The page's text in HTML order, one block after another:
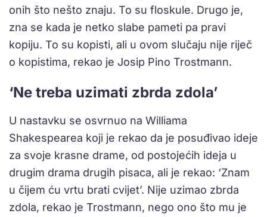
onih što nešto znaju. To su floskule. Drugo je,
zna se kada je netko slabe pameti pa pravi
kopiju. To su kopisti, ali u ovom slučaju nije riječ
o kopistima, rekao je Josip Pino Trostmann.
‘Ne treba uzimati zbrda zdola’
U nastavku se osvrnuo na Williama
Shakespearea koji je rekao da je posuđivao ideje
za svoje krasne drame, od postojećih ideja u
drugim drama drugih pisaca, ali je rekao: ‘Znam
u čijem ću vrtu brati cvijet’. Nije uzimao zbrda
zdola, rekao je Trostmann, nego ono što mu je